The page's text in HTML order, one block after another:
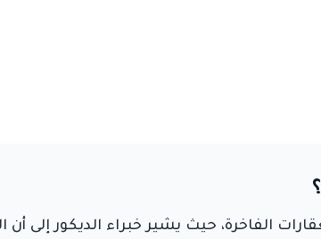
الفاخرة، حيث يشير خبراء الديكور إلى أن